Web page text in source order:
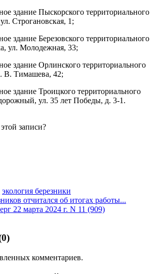
здание Пыскорского территориального
Строгановская, 1;
здание Березовского территориального
ул. Молодежная, 33;
здание Орлинского территориального
В. Тимашева, 42;
здание Троицкого территориального
ул. 35 лет Победы, д. 3-1.
записи?
экология березники
отчитался об итогах работы...
22 марта 2024 г. N 11 (909)
0)
комментариев.